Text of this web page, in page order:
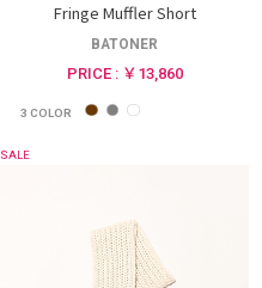
Fringe Muffler Short
BATONER
PRICE : ￥13,860
3 COLOR
SALE